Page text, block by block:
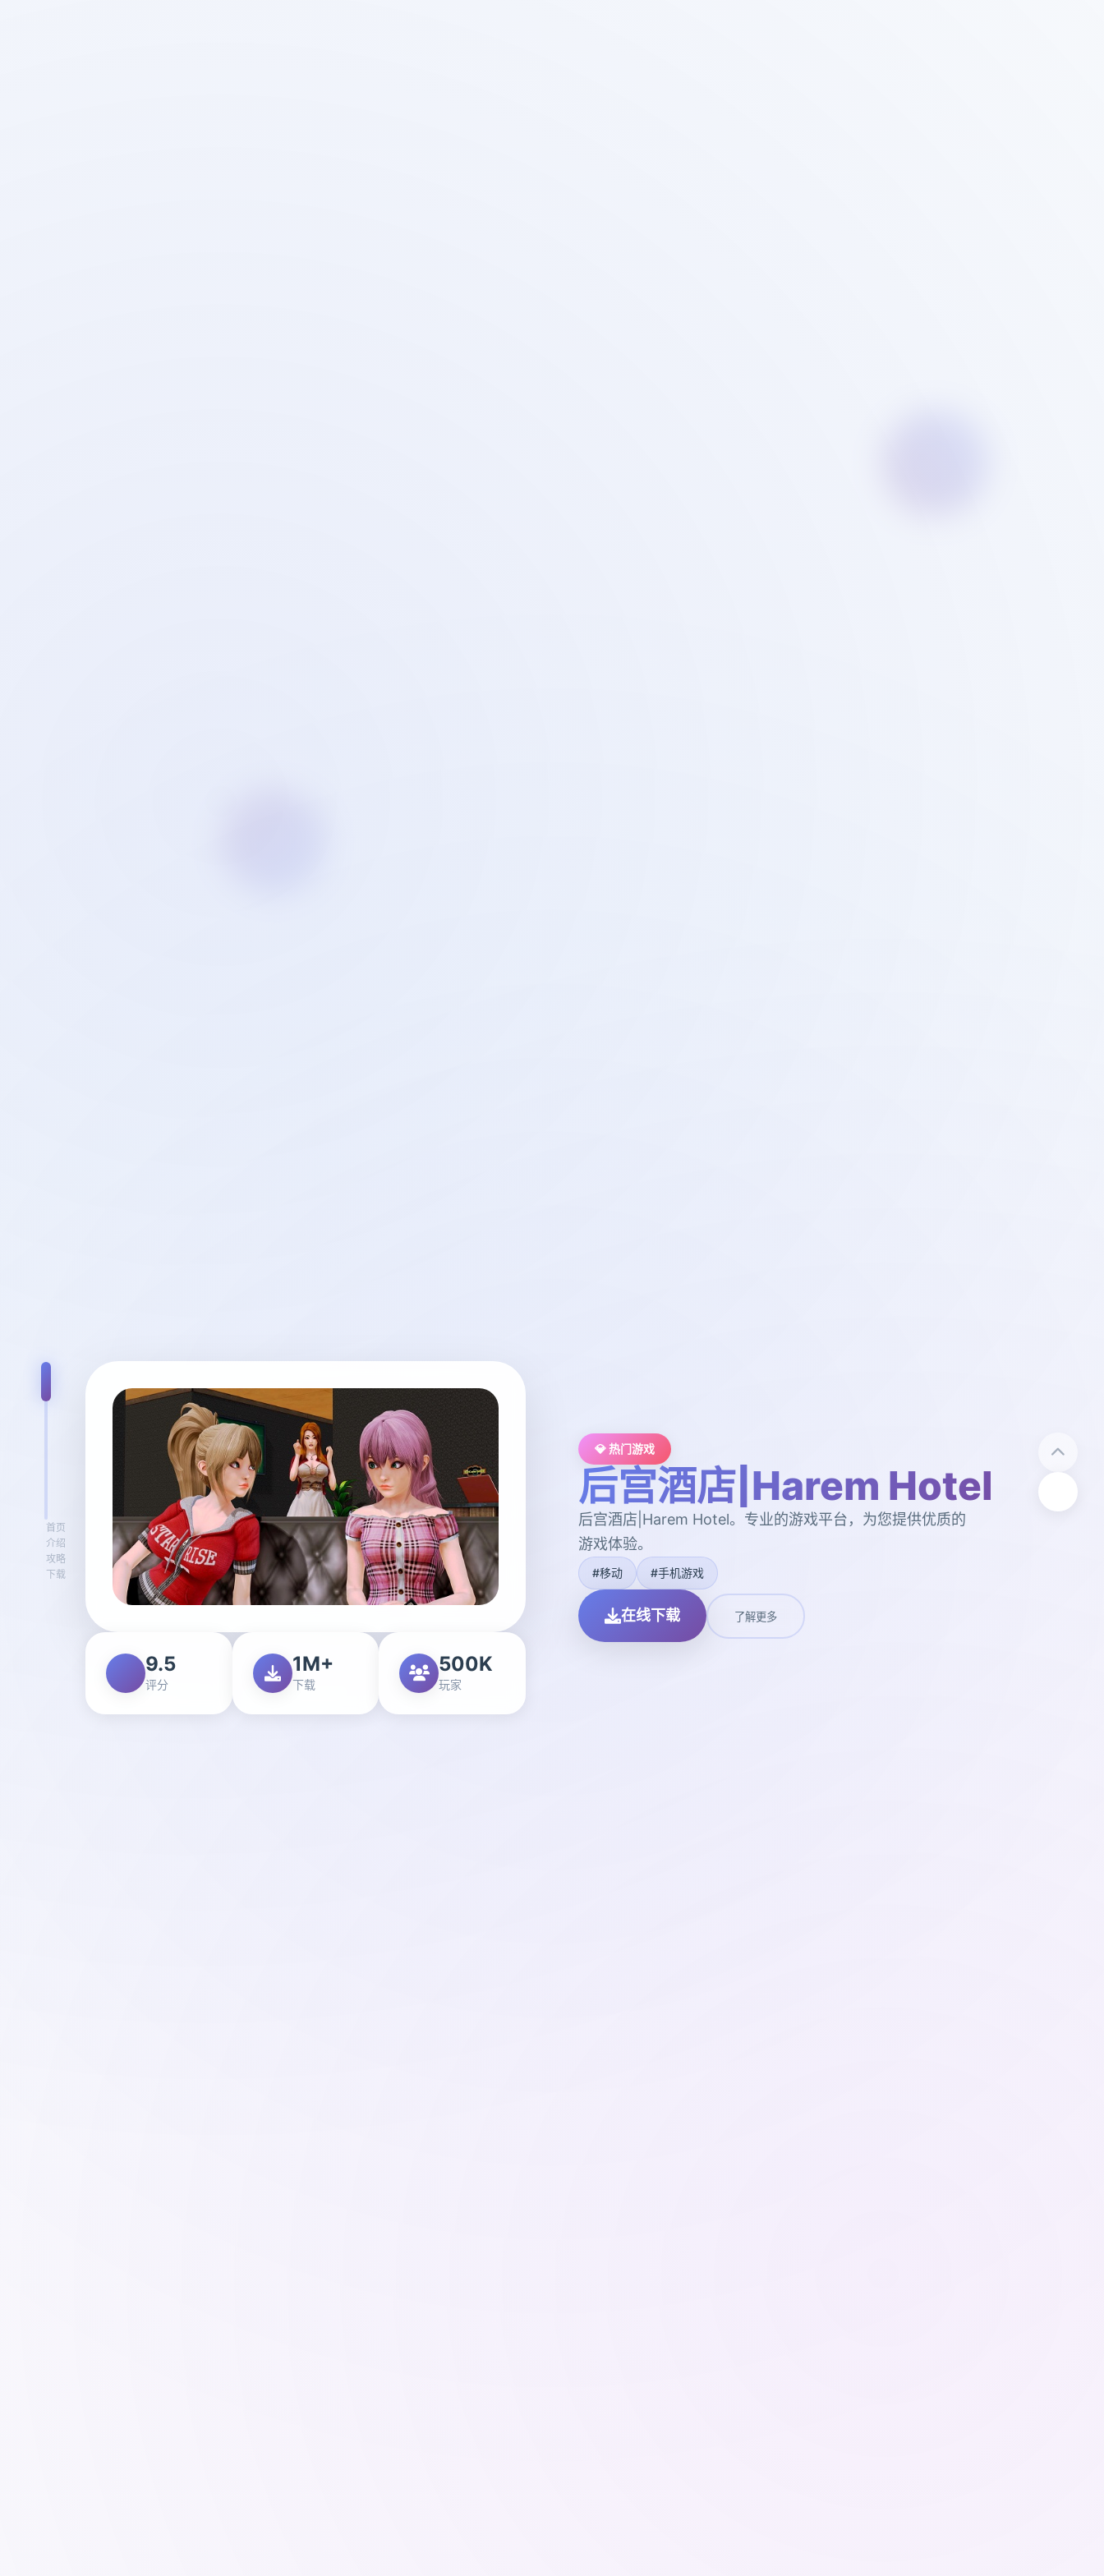
首页
介绍
攻略
下载
9.5
评分
1M+
下载
500K
玩家
💎 热门游戏
后宫酒店|Harem Hotel
后宫酒店|Harem Hotel。专业的游戏平台，为您提供优质的
游戏体验。
#移动 #手机游戏
在线下载 了解更多